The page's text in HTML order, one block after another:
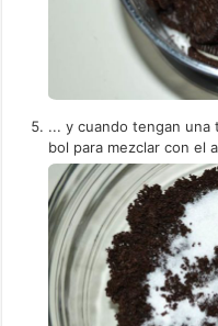
... y cuando tengan una
bol para mezclar con el